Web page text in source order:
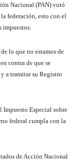
Nacional (PAN) votó
federación, esto con el
lo que no estamos de
contra de que se
a tramitar su Registro
Especial sobre
federal cumpla con la
de Acción Nacional